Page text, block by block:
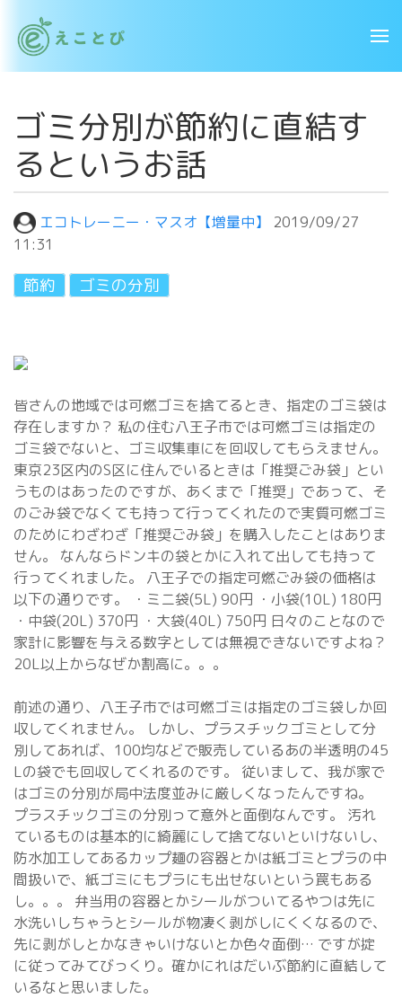
ゴミ分別が節約に直結す
るというお話
エコトレーニー・マスオ【増量中】
2019/09/27
11:31
節約 ゴミの分別
皆さんの地域では可燃ゴミを捨てるとき、指定のゴミ袋は
存在しますか？ 私の住む八王子市では可燃ゴミは指定の
ゴミ袋でないと、ゴミ収集車にを回収してもらえません。
東京23区内のS区に住んでいるときは「推奨ごみ袋」とい
うものはあったのですが、あくまで「推奨」であって、そ
のごみ袋でなくても持って行ってくれたので実質可燃ゴミ
のためにわざわざ「推奨ごみ袋」を購入したことはありま
せん。 なんならドンキの袋とかに入れて出しても持って
行ってくれました。 八王子での指定可燃ごみ袋の価格は
以下の通りです。 ・ミニ袋(5L) 90円 ・小袋(10L) 180円
・中袋(20L) 370円 ・大袋(40L) 750円 日々のことなので
家計に影響を与える数字としては無視できないですよね？
20L以上からなぜか割高に。。。
前述の通り、八王子市では可燃ゴミは指定のゴミ袋しか回
収してくれません。 しかし、プラスチックゴミとして分
別してあれば、100均などで販売しているあの半透明の45
Lの袋でも回収してくれるのです。 従いまして、我が家で
はゴミの分別が局中法度並みに厳しくなったんですね。
プラスチックゴミの分別って意外と面倒なんです。 汚れ
ているものは基本的に綺麗にして捨てないといけないし、
防水加工してあるカップ麺の容器とかは紙ゴミとプラの中
間扱いで、紙ゴミにもプラにも出せないという罠もある
し。。。 弁当用の容器とかシールがついてるやつは先に
水洗いしちゃうとシールが物凄く剥がしにくくなるので、
先に剥がしとかなきゃいけないとか色々面倒… ですが掟
に従ってみてびっくり。確かにれはだいぶ節約に直結して
いるなと思いました。